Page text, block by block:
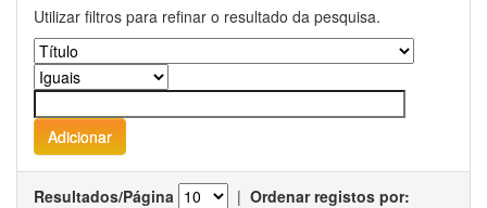
Utilizar filtros para refinar o resultado da pesquisa.
Resultados/Página | Ordenar registos por: